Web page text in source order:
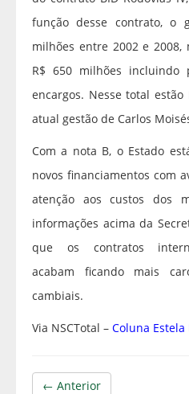
função desse contrato, o
milhões entre 2002 e
R$ 650 milhões incluindo
encargos. Nesse total
atual gestão de Carlos
Com a nota B, o Estado
novos financiamentos com
atenção aos custos dos
informações acima da
que os contratos
acabam ficando mais
cambiais.
Via NSCTotal – Coluna Estela
← Anterior